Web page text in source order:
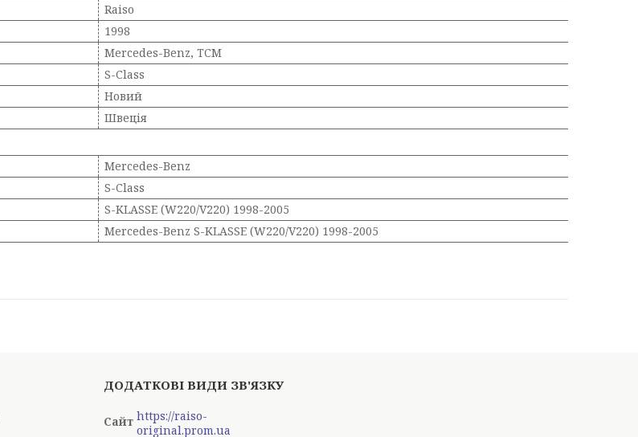
Raiso
1998
Mercedes-Benz, TCM
S-Class
Новий
Швеція
Mercedes-Benz
S-Class
S-KLASSE (W220/V220) 1998-2005
Mercedes-Benz S-KLASSE (W220/V220) 1998-2005
https://raiso-
original.prom.ua